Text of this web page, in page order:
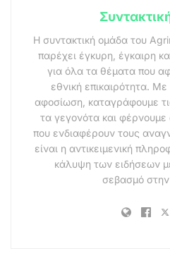
Η συντακτική ομάδα του
παρέχει έγκυρη, έγκαιρη
για όλα τα θέματα που
εθνική επικαιρότητα.
αφοσίωση, καταγράφουμε
τα γεγονότα και
που ενδιαφέρουν τους
είναι η αντικειμενική
κάλυψη των ειδήσεων
σεβασμό